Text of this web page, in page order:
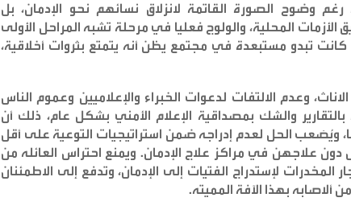
وضوح الصورة القاتمة لانزلاق نسائهم نحو الإدمان، بل
المحلية، والولوج فعليا في مرحلة تشبه المراحل الأولى
كانت تبدو مستبعدة في مجتمع يظن أنه يتمتع بثروات أخلاقية،
وعدم الالتفات لدعوات الخبراء والإعلاميين وعموم الناس
والشك بمصداقية الإعلام الأمني بشكل عام، ذلك أن
ويُصَعب الحل لعدم إدراجه ضمن استراتيجيات التوعية على أقل
دون علاجهن في مراكز علاج الإدمان. ويمنع احتراس العائله من
المخدرات لإستدراج الفتيات إلى الإدمان، وتدفع إلى الاطمئنان
ألاصابه بهذا الآفة المميته.